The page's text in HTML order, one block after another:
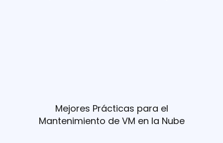
Mejores Prácticas para el
Mantenimiento de VM en la Nube